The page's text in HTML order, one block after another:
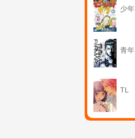
少年
青年
TL